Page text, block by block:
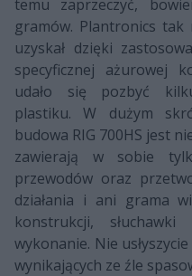
temu zaprzeczyć,
gramów. Plantronics
uzyskał dzięki
specyficznej ażurowej
udało się pozbyć
plastiku. W dużym
budowa RIG 700HS jest
zawierają w sobie
przewodów oraz
działania i ani grama
konstrukcji,
wykonanie. Nie
wynikających ze źle